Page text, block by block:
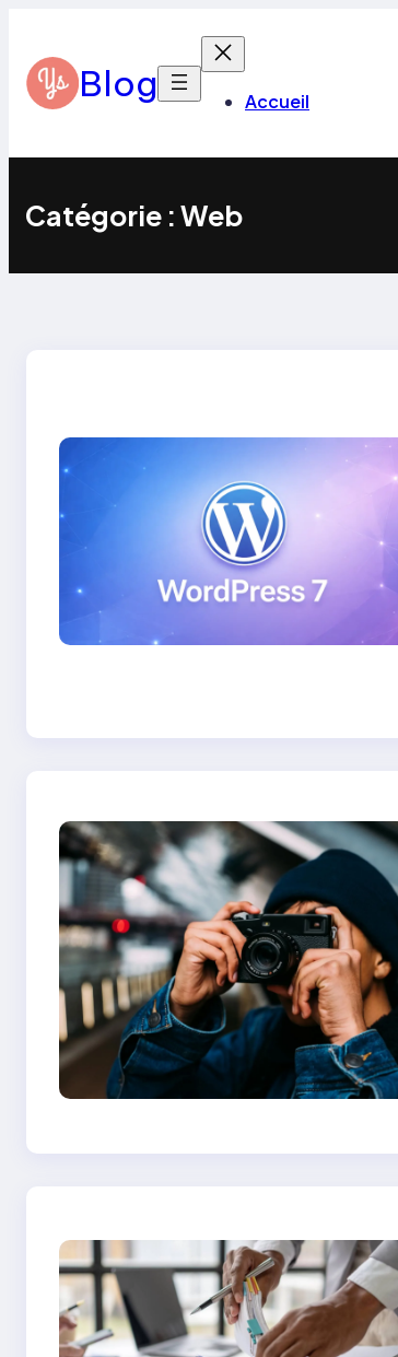
contenu
Blog Accueil
Catégorie :Web